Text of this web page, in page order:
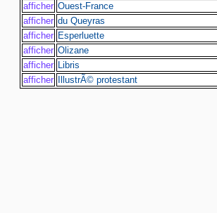
afficher Ouest-France
afficher du Queyras
afficher Esperluette
afficher Olizane
afficher Libris
afficher
IllustrÃ© protestant